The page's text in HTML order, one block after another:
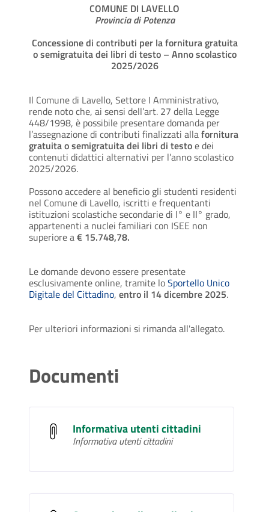
COMUNE DI LAVELLO
Provincia di Potenza
Concessione di contributi per la fornitura gratuita
o semigratuita dei libri di testo – Anno scolastico
2025/2026
Il Comune di Lavello, Settore I Amministrativo,
rende noto che, ai sensi dell’art. 27 della Legge
448/1998, è possibile presentare domanda per
l’assegnazione di contributi finalizzati allafornitura
gratuita o semigratuita dei libri di testoe dei
contenuti didattici alternativi per l’anno scolastico
2025/2026.
Possono accedere al beneficio gli studenti residenti
nel Comune di Lavello, iscritti e frequentanti
istituzioni scolastiche secondarie di I° e II° grado,
appartenenti a nuclei familiari con ISEE non
superiore a€ 15.748,78.
Le domande devono essere presentate
esclusivamente online, tramite loSportello Unico
Digitale del Cittadino, entro il 14 dicembre 2025.
Per ulteriori informazioni si rimanda all'allegato.
Documenti
Informativa utenti cittadini
Informativa utenti cittadini